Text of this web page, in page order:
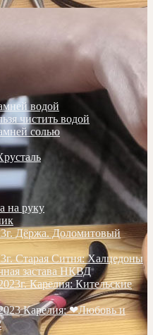
водой
чистить водой
солью
на руку
Дёржа. Доломитовый
Старая Ситня: Халцедоны
застава НКВД
Карелия: Кительские
Карелия: ❤Любовь и